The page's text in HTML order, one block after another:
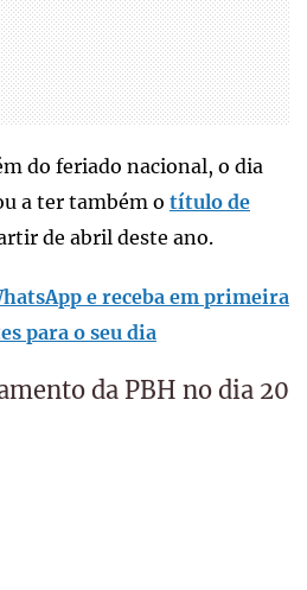
do feriado nacional, o dia
a ter também o título de
de abril deste ano.
e receba em primeira
para o seu dia
da PBH no dia 20